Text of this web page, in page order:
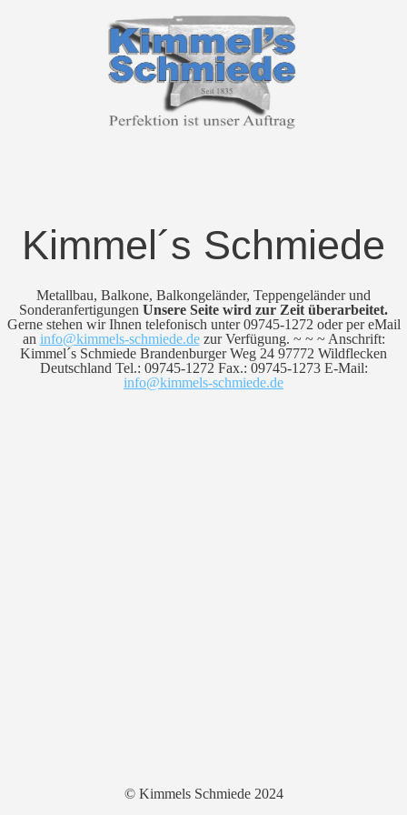
Kimmel´s Schmiede
Metallbau, Balkone, Balkongeländer, Teppengeländer und
Sonderanfertigungen Unsere Seite wird zur Zeit überarbeitet.
Gerne stehen wir Ihnen telefonisch unter 09745-1272 oder per eMail
an info@kimmels-schmiede.dezur Verfügung. ~ ~ ~ Anschrift:
Kimmel´s Schmiede Brandenburger Weg 24 97772 Wildflecken
Deutschland Tel.: 09745-1272 Fax.: 09745-1273 E-Mail:
info@kimmels-schmiede.de
© Kimmels Schmiede 2024